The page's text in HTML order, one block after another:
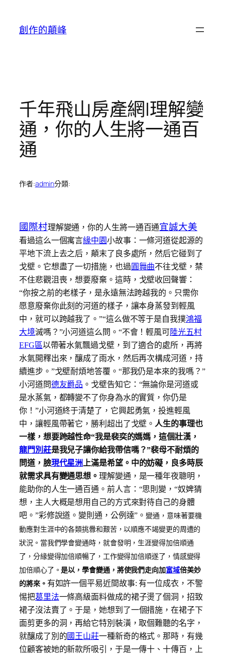
創作的顛峰
千年飛山房產網|理解變
通，你的人生將一通百
通
作者:admin分類:
國際村理解變通，你的人生將一通百通宜誠大美
看過這么一個寓言緣中園小故事：一條河道從起源的
平地下流上去之后，顛末了良多處所，然后它碰到了
戈壁。 它想盡了一切措施，也過 圓舞曲不往戈壁，禁
不住悲觀沮喪，想要廢棄。 這時，戈壁收回聲響：
“你按之前的老樣子，是永遠無法跨越我的。只需你
愿意廢棄你此刻的河道的樣子，讓本身蒸發到輕風
中，就可以跨越我了。”“這么做不等于是自我撲鴻福
大境滅嗎？”小河道這么問。 “不會！輕風可陸光五村
EFG區以帶著水氣飄過戈壁，到了適合的處所，再將
水氣開釋出來，釀成了雨水，然后再次構成河道，持
續進步。”戈壁耐煩地答覆。 “那我仍是本來的我嗎？”
小河道問德友爵品 。 戈壁告知它：“無論你是河道或
是水蒸氣，都轉變不了你身為水的實質，你仍是
你！”小河道終于清楚了，它興起勇氣，投進輕風
中，讓輕風帶著它，勝利超出了戈壁。 人生的事理也
一樣，想要跨越性命“我是裴奕的媽媽，這個壯漢，
龍門別莊是我兒子讓你給我帶信嗎？”裴母不耐煩的
問道，臉現代星洲 上滿是希望。中的妨礙，良多時辰
就需求具有變通思想。 理解變通，是一種年夜聰明，
能助你的人生一通百通。 前人言：“思則變，“奴婢猜
想，主人大概是想用自己的方式來對待自己的身體
吧。”彩修說道。變則通，公例達”。變通，意味著要機
動應對生涯中的各類挑釁和艱苦，以順應不竭變更的周遭的
狀況。 當我們學會變通時，就會發明，生涯變得加倍順通
了，分緣變得加倍順暢了，工作變得加倍順遂了，情感變得
加倍順心了。是以，學會變通，將使我們走向加 富域倍美妙
的將來。 有如許一個平易近間故事: 有一位成衣，不警
惕把葛里法一條高級面料做成的裙子燙了個洞，招致
裙子沒法賣了。于是，她想到了一個措施，在裙子下
面剪更多的洞，再給它特別裝潢，取個難聽的名字，
就釀成了別的國王山莊一種新奇的格式。 那時，有幾
位顧客被她的新款所吸引，于是一傳十、十傳百，上